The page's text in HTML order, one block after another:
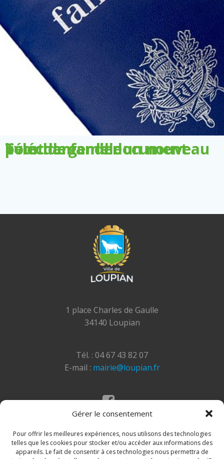
Gérer le consentement
Pour offrir les meilleures expériences, nous utilisons des technologies
telles que les cookies pour stocker et/ou accéder aux informations des
appareils. Le fait de consentir à ces technologies nous permettra de
Télécharger le document pour demander un nouveau livret de famille
1 place Charles de Gaulle
34140 Loupian
Tél. : 04 67 43 82 07
E-mail : mairie@loupian.fr